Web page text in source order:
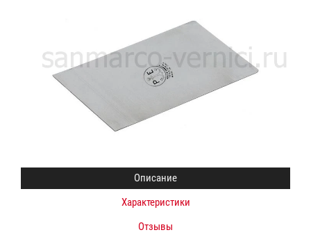
Описание
Характеристики
Отзывы